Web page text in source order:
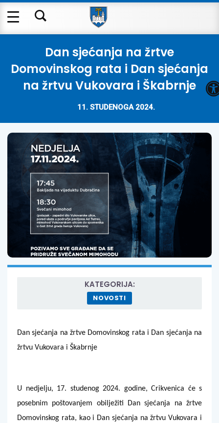
Dan sjećanja na žrtve
Domovinskog rata i Dan sjećanja
na žrtvu Vukovara i Škabrnje
11. STUDENOGA 2024.
KATEGORIJA:
NOVOSTI
Dan sjećanja na žrtve Domovinskog rata i Dan sjećanja na
žrtvu Vukovara i Škabrnje
U nedjelju, 17. studenog 2024. godine, Crikvenica će s
posebnim poštovanjem obilježiti Dan sjećanja na žrtve
Domovinskog rata, kao i Dan sjećanja na žrtvu Vukovara i